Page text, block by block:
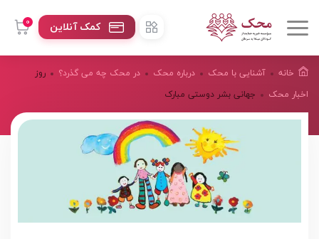
0 کمک آنلاین
خانه آشنایی با محک درباره محک
در محک چه می گذرد؟
اخبار محک
روز
جهانی بشر دوستی مبارک